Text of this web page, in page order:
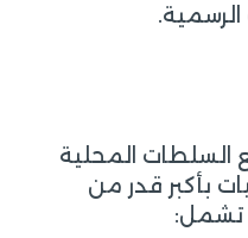
الرسمية.
المحلية
بأكبر قدر من
تشمل: